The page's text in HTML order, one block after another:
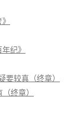
纪》
要较真（终章）
终章）